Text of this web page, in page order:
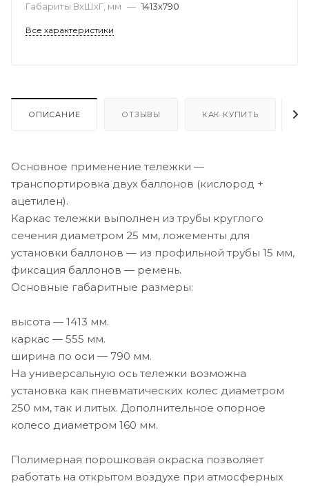
Габариты ВхШхГ, мм — 1413х790
Все характеристики
ОПИСАНИЕ ОТЗЫВЫ КАК КУПИТЬ
Основное применение тележки —
транспортировка двух баллонов (кислород +
ацетилен).
Каркас тележки выполнен из трубы круглого
сечения диаметром 25 мм, ложементы для
установки баллонов — из профильной трубы 15 мм,
фиксация баллонов — ремень.
Основные габаритные размеры:
высота — 1413 мм.
каркас — 555 мм.
ширина по оси — 790 мм.
На универсальную ось тележки возможна
установка как пневматических колес диаметром
250 мм, так и литых. Дополнительное опорное
колесо диаметром 160 мм.
Полимерная порошковая окраска позволяет
работать на открытом воздухе при атмосферных